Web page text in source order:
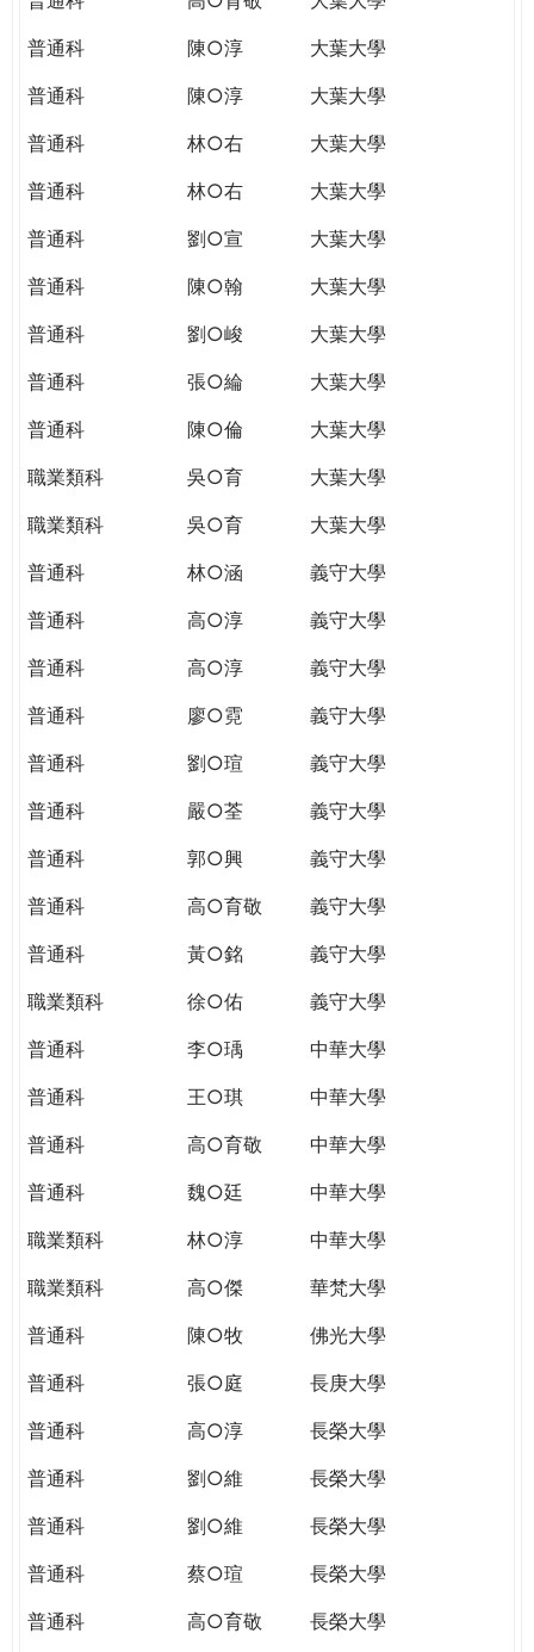
普通科
陳○淳
大葉大學
普通科
陳○淳
大葉大學
普通科
林○右
大葉大學
普通科
林○右
大葉大學
普通科
劉○宣
大葉大學
普通科
陳○翰
大葉大學
普通科
劉○峻
大葉大學
普通科
張○綸
大葉大學
普通科
陳○倫
大葉大學
職業類科
吳○育
大葉大學
職業類科
吳○育
大葉大學
普通科
林○涵
義守大學
普通科
高○淳
義守大學
普通科
高○淳
義守大學
普通科
廖○霓
義守大學
普通科
劉○瑄
義守大學
普通科
嚴○荃
義守大學
普通科
郭○興
義守大學
普通科
高○育敬
義守大學
普通科
黃○銘
義守大學
職業類科
徐○佑
義守大學
普通科
李○瑀
中華大學
普通科
王○琪
中華大學
普通科
高○育敬
中華大學
普通科
魏○廷
中華大學
職業類科
林○淳
中華大學
職業類科
高○傑
華梵大學
普通科
陳○牧
佛光大學
普通科
張○庭
長庚大學
普通科
高○淳
長榮大學
普通科
劉○維
長榮大學
普通科
劉○維
長榮大學
普通科
蔡○瑄
長榮大學
普通科
高○育敬
長榮大學